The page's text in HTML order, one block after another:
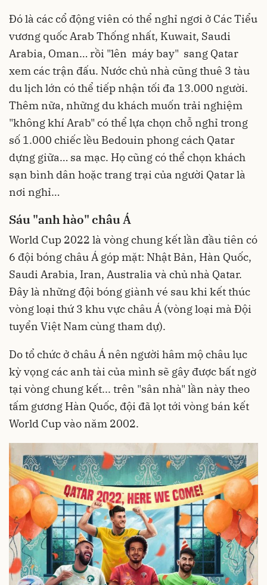
Đó là các cổ động viên có thể nghỉ ngơi ở Các Tiểu
vương quốc Arab Thống nhất, Kuwait, Saudi
Arabia, Oman… rồi "lên máy bay" sang Qatar
xem các trận đấu. Nước chủ nhà cũng thuê 3 tàu
du lịch lớn có thể tiếp nhận tối đa 13.000 người.
Thêm nữa, những du khách muốn trải nghiệm
"không khí Arab" có thể lựa chọn chỗ nghỉ trong
số 1.000 chiếc lều Bedouin phong cách Qatar
dựng giữa… sa mạc. Họ cũng có thể chọn khách
sạn bình dân hoặc trang trại của người Qatar là
nơi nghỉ…
Sáu "anh hào" châu Á
World Cup 2022 là vòng chung kết lần đầu tiên có
6 đội bóng châu Á góp mặt: Nhật Bản, Hàn Quốc,
Saudi Arabia, Iran, Australia và chủ nhà Qatar.
Đây là những đội bóng giành vé sau khi kết thúc
vòng loại thứ 3 khu vực châu Á (vòng loại mà Đội
tuyển Việt Nam cùng tham dự).
Do tổ chức ở châu Á nên người hâm mộ châu lục
kỳ vọng các anh tài của mình sẽ gây được bất ngờ
tại vòng chung kết... trên "sân nhà" lần này theo
tấm gương Hàn Quốc, đội đã lọt tới vòng bán kết
World Cup vào năm 2002.